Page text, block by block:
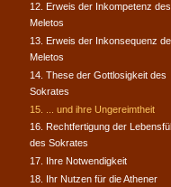
12. Erweis der Inkompetenz des
Meletos
13. Erweis der Inkonsequenz
Meletos
14. These der Gottlosigkeit des
Sokrates
15. ... und ihre Ungereimtheit
16. Rechtfertigung der
des Sokrates
17. Ihre Notwendigkeit
18. Ihr Nutzen für die Athener